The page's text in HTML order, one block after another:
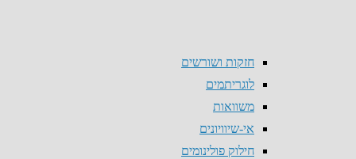
חזקות ושורשים
לוגריתמים
משוואות
אי-שיוויונים
חילוק פולינומים